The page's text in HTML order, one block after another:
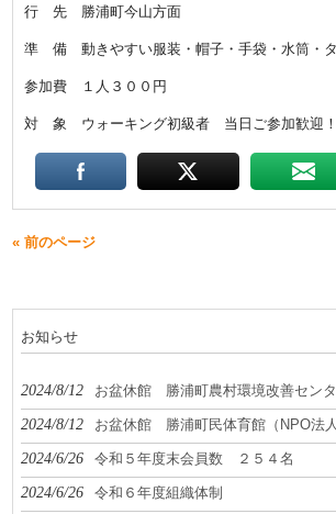
行 先 勝浦町今山方面
準 備 動きやすい服装・帽子・手袋・水筒・
参加費 １人３００円
対 象 ウォーキング初級者 当日ご参加歓迎！
« 前のページ
お知らせ
2024/8/12 お盆休館 勝浦町農村環境改善セン
2024/8/12 お盆休館 勝浦町民体育館（NPO法人
2024/6/26 令和５年度末会員数 ２５４名
2024/6/26 令和６年度組織体制